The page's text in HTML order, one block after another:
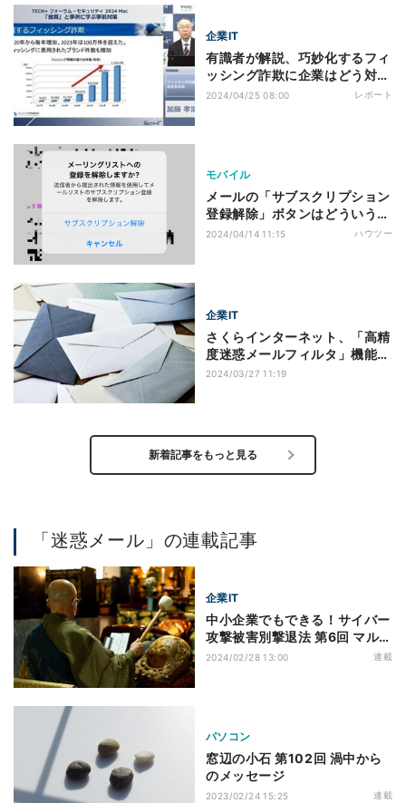
企業IT
有識者が解説、巧妙化するフィ
ッシング詐欺に企業はどう対策
を講じるべきか
2024/04/25 08:00 レポート
モバイル
メールの「サブスクリプション
登録解除」ボタンはどういう仕
組み? - いまさら聞けない
2024/04/14 11:15 ハウツー
企業IT
さくらインターネット、「高精
度迷惑メールフィルタ」機能を
無償で提供開始
2024/03/27 11:19
新着記事をもっと見る
「迷惑メール」の連載記事
企業IT
中小企業でもできる！サイバー
攻撃被害別撃退法 第6回 マルウ
ェア「Emotet」の被害、まさ
2024/02/28 13:00 連載
パソコン
窓辺の小石 第102回 渦中から
のメッセージ
2023/02/24 15:25 連載